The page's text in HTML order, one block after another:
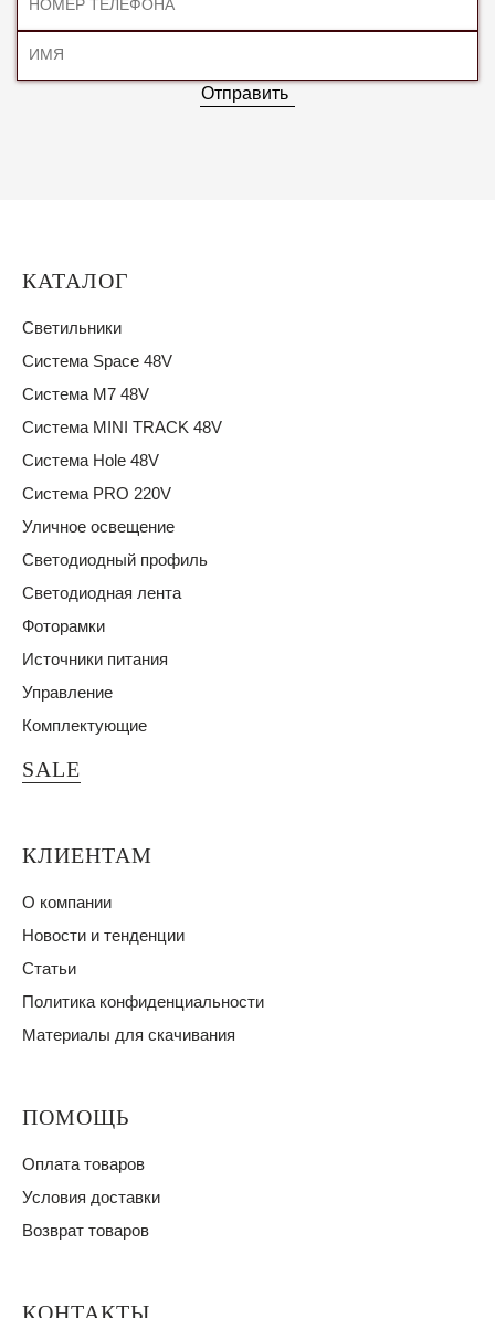
Отправить
КАТАЛОГ
Светильники
Система Space 48V
Система M7 48V
Система MINI TRACK 48V
Система Hole 48V
Система PRO 220V
Уличное освещение
Светодиодный профиль
Светодиодная лента
Фоторамки
Источники питания
Управление
Комплектующие
SALE
КЛИЕНТАМ
О компании
Новости и тенденции
Статьи
Политика конфиденциальности
Материалы для скачивания
ПОМОЩЬ
Оплата товаров
Условия доставки
Возврат товаров
КОНТАКТЫ